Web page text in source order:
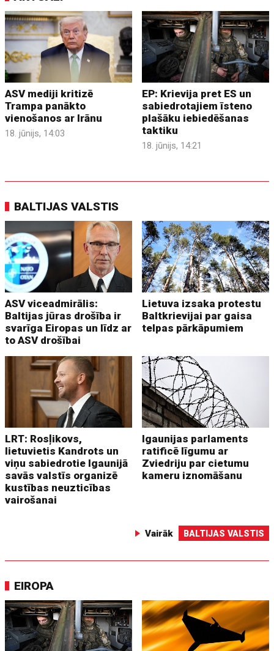
ASV mediji kritizē
Trampa panākto
vienošanos ar Irānu
18. jūnijs, 14:03
EP: Krievija pret ES un
sabiedrotajiem īsteno
plašāku iebiedēšanas
taktiku
18. jūnijs, 14:21
BALTIJAS VALSTIS
ASV viceadmirālis:
Baltijas jūras drošība ir
svarīga Eiropas un līdz ar
to ASV drošībai
Lietuva izsaka protestu
Baltkrievijai par gaisa
telpas pārkāpumiem
LRT: Rosļikovs,
lietuvietis Kandrots un
viņu sabiedrotie Igaunijā
savās valstīs organizē
kustības neuzticības
vairošanai
Igaunijas parlaments
ratificē līgumu ar
Zviedriju par cietumu
kameru iznomāšanu
Vairāk BALTIJAS VALSTIS
EIROPA